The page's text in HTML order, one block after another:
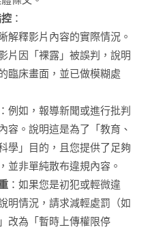
：
解釋影片內容的實際情況。
片因「裸露」被誤判，說明
臨床畫面，並已做模糊處
：例如，報導新聞或進行批判
容。說明這是為了「教育、
學」目的，且您提供了足夠
並非單純散布違規內容。
：如果您是初犯或輕微違
明情況，請求減輕處罰（如
改為「暫時上傳權限停